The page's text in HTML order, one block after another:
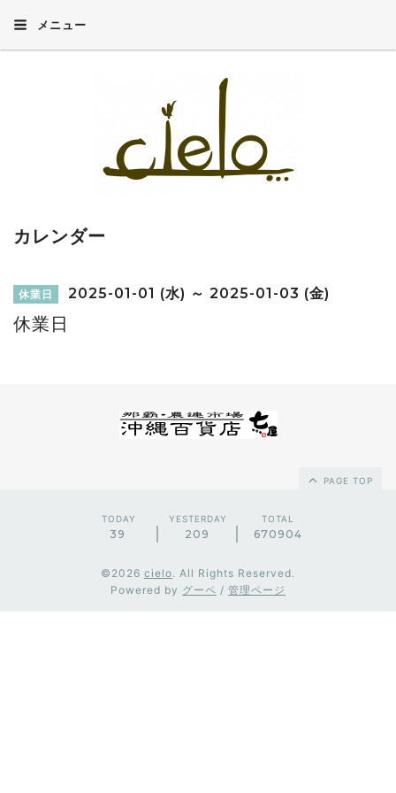
メニュー
カレンダー
休業日 2025-01-01 (水) ～ 2025-01-03 (金)
休業日
PAGE TOP
TODAY
39
YESTERDAY
209
TOTAL
670904
©2026 cielo. All Rights Reserved.
Powered by グーペ / 管理ページ